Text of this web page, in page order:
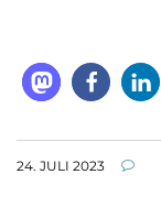
24. JULI 2023